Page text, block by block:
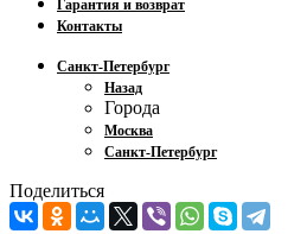
Гарантия и возврат
Контакты
Санкт-Петербург
Назад
Города
Москва
Санкт-Петербург
Поделиться